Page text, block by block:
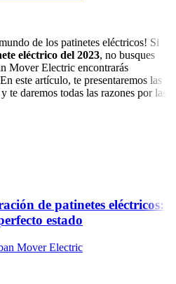
de los patinetes eléctricos! Si
eléctrico del 2023, no busques
Mover Electric encontrarás
este artículo, te presentaremos las
te daremos todas las razones por las
de patinetes eléctricos:
estado
Mover Electric